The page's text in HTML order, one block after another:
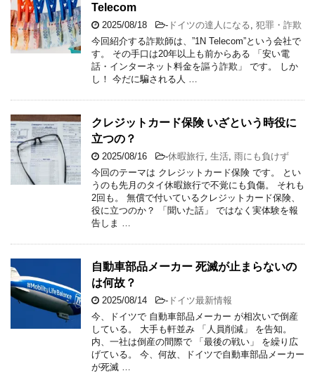
Telecom
2025/08/18 - ドイツの達人になる 犯罪・詐欺
今回紹介する詐欺師は、”1N Telecom”という会社で
す。 その手口は20年以上も前からある 「安い電
話・インターネット料金を謳う詐欺」 です。 しか
し！ 今だに騙される人 …
クレジットカード保険 いざという時役に
立つの？
2025/08/16 -休暇旅行 生活 雨にも負けず
今回のテーマは クレジットカード保険 です。 とい
うのも先月のタイ休暇旅行で不覚にも負傷。 それも
2回も。 無償で付いているクレジットカード保険、
役に立つのか？ 「聞いた話」 ではなく実体験を報
告しま …
自動車部品メーカー 死滅が止まらないの
は何故？
2025/08/14 - ドイツ最新情報
今、ドイツで 自動車部品メーカー が相次いで倒産
している。 大手も軒並み 「人員削減」 を告知。
内、一社は倒産の間際で 「最後の戦い」 を繰り広
げている。 今、何故、ドイツで自動車部品メーカー
が死滅 …